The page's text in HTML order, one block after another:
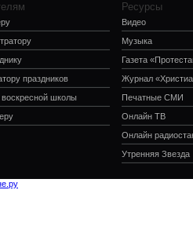
праздников
школы
Ресурсы
Видео
Музыка
Газета
Журнал
Печатные СМИ
Онлайн ТВ
Онлайн
Утренняя Звезда